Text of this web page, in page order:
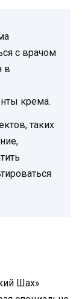
с врачом
в
крема.
таких
Шах»